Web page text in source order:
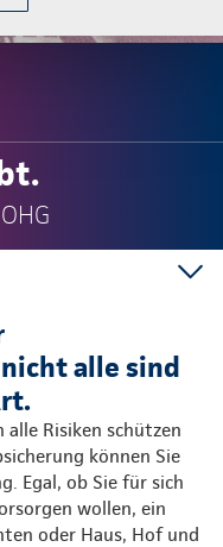
alle sind
alle Risiken schützen
können Sie
Egal, ob Sie für sich
wollen, ein
oder Haus, Hof und